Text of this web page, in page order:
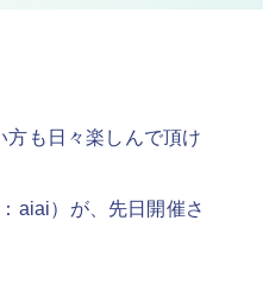
も日々楽しんで頂け
aiai）が、先日開催さ